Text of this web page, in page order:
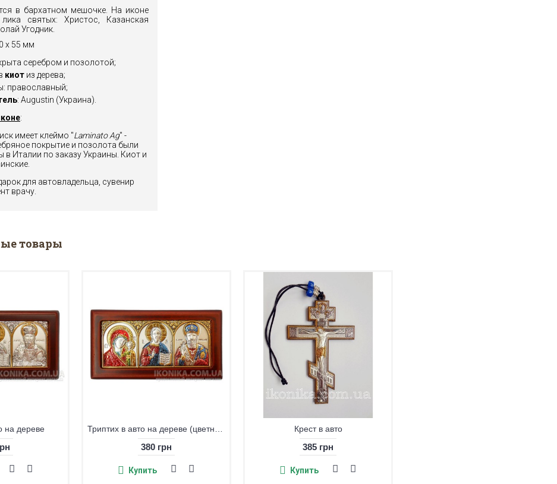
в бархатном мешочке. На иконе
святых: Христос, Казанская
Угодник.
x 55 мм
серебром и позолотой;
киот из дерева;
православный;
: Augustin (Украина).
:
имеет клеймо "Laminato Ag" -
покрытие и позолота были
в Италии по заказу Украины. Киот и
для автовладельца, сувенир
врачу.
товары
Триптих на дереве
570 грн
Купить
Триптих на дереве (цветной)
380 грн
Купить